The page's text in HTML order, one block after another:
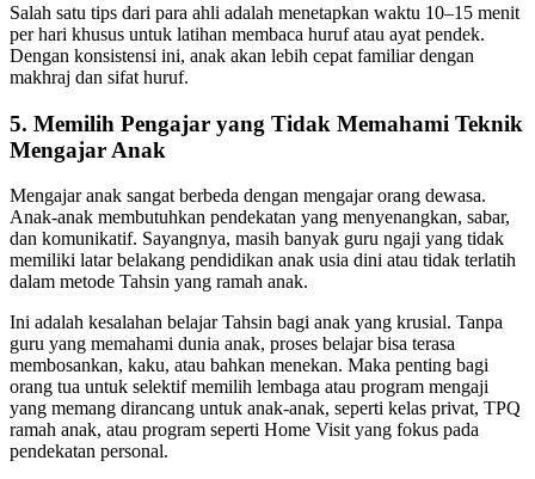
Salah satu tips dari para ahli adalah menetapkan waktu 10–15 menit
per hari khusus untuk latihan membaca huruf atau ayat pendek.
Dengan konsistensi ini, anak akan lebih cepat familiar dengan
makhraj dan sifat huruf.
5. Memilih Pengajar yang Tidak Memahami Teknik
Mengajar Anak
Mengajar anak sangat berbeda dengan mengajar orang dewasa.
Anak-anak membutuhkan pendekatan yang menyenangkan, sabar,
dan komunikatif. Sayangnya, masih banyak guru ngaji yang tidak
memiliki latar belakang pendidikan anak usia dini atau tidak terlatih
dalam metode Tahsin yang ramah anak.
Ini adalah kesalahan belajar Tahsin bagi anak yang krusial. Tanpa
guru yang memahami dunia anak, proses belajar bisa terasa
membosankan, kaku, atau bahkan menekan. Maka penting bagi
orang tua untuk selektif memilih lembaga atau program mengaji
yang memang dirancang untuk anak-anak, seperti kelas privat, TPQ
ramah anak, atau program seperti Home Visit yang fokus pada
pendekatan personal.